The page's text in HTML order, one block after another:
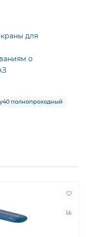
для
о
полнопроходный